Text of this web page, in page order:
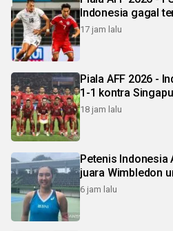
Indonesia gagal
17 jam lalu
Piala AFF 2026 -
1-1 kontra
18 jam lalu
Petenis Indonesia
juara Wimbledon
6 jam lalu